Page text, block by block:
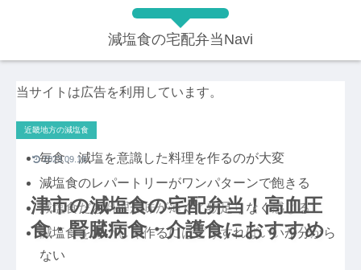
減塩食の宅配弁当Navi
当サイトは広告を利用しています。
津市の減塩食の宅配弁当！高血圧
食・腎臓病食・介護食におすすめ
近畿地方の減塩食
2023.09.10
毎食、減塩を意識した料理を作るのが大変
減塩食のレパートリーがワンパターンで飽きる
減塩食だと料理が味が薄くて物足りなく感じる
減塩食をおいしく作るにはどうすればいいか分から
ない